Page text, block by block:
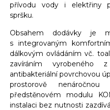
přívodu vody i elektřiny
spršku.
Obsahem dodávky je
s integrovaným
dálkovým ovládáním vč.
zavíráním vyrobeného
antibakteriální povrchovou
prostorově
předstěnovém modulu
instalaci bez nutnosti